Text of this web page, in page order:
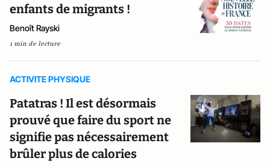
enfants de migrants !
Benoît Rayski
1 min de lecture
ACTIVITE PHYSIQUE
Patatras ! Il est désormais
prouvé que faire du sport ne
signifie pas nécessairement
brûler plus de calories